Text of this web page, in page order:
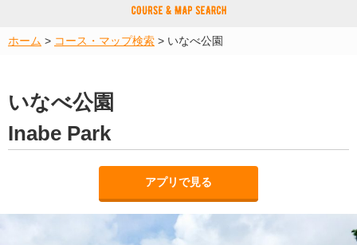
ホーム > コース・マップ検索 > いなべ公園
いなべ公園
Inabe Park
アプリで見る